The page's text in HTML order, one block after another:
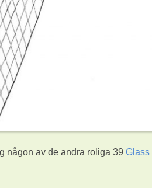
någon av de andra roliga 39Glass